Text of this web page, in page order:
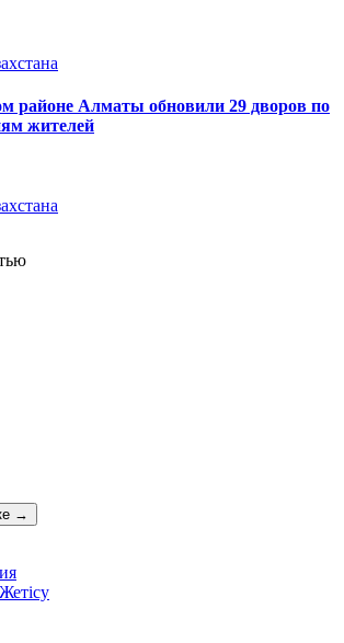
районе Алматы обновили 29 дворов по
жителей
→